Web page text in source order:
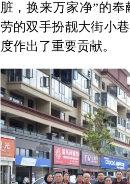
脏，换来万家净”的
劳的双手扮靓大街小
度作出了重要贡献。